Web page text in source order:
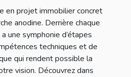
en projet immobilier concret
anodine. Derrière chaque
une symphonie d’étapes
techniques et de
qui rendent possible la
vision. Découvrez dans